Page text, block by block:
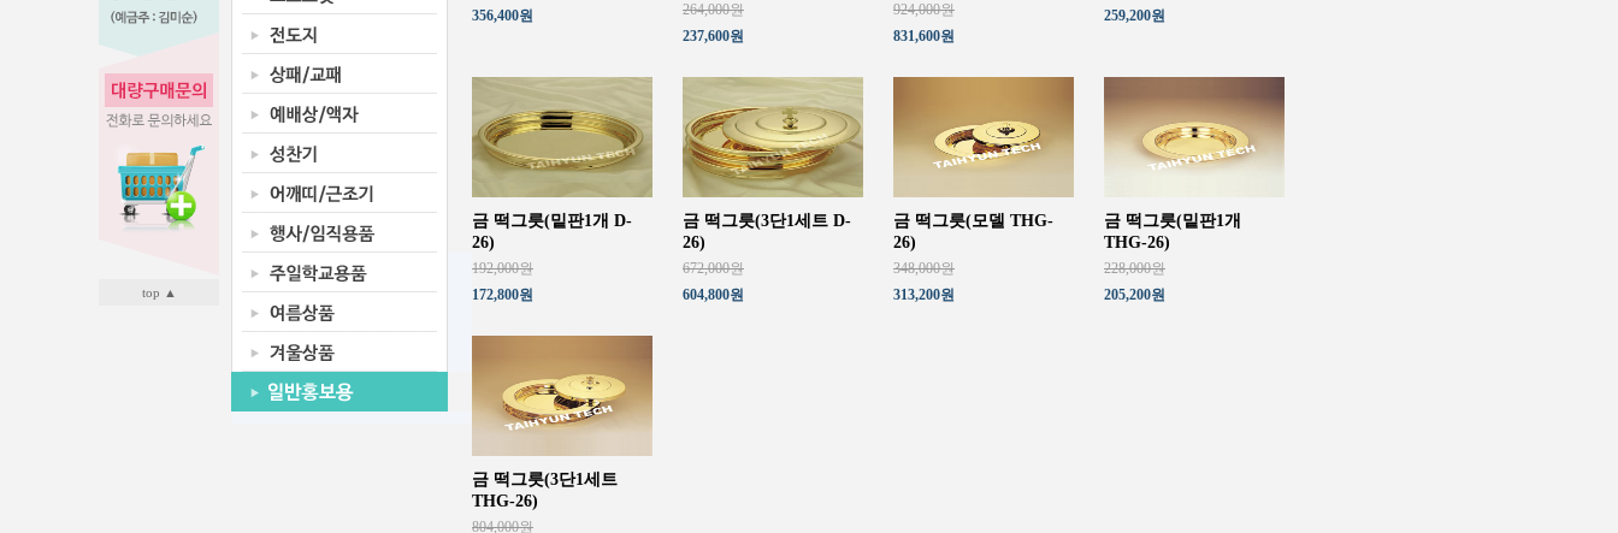
top ▲
356,400원
264,000원
237,600원
924,000원
831,600원
259,200원
금 떡그릇(밑판1개 D-
26)
192,000원
172,800원
금 떡그릇(3단1세트 D-
26)
672,000원
604,800원
금 떡그릇(모델 THG-
26)
348,000원
313,200원
금 떡그릇(밑판1개
THG-26)
228,000원
205,200원
금 떡그릇(3단1세트
THG-26)
804,000원